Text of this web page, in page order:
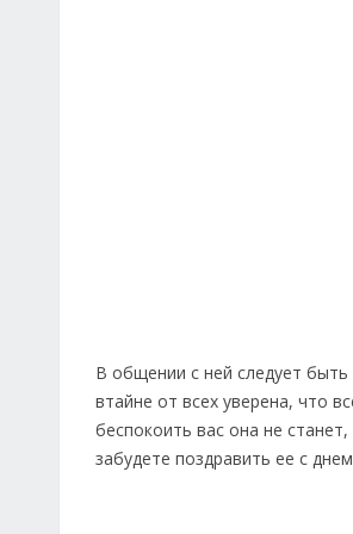
В общении с ней следует
втайне от всех уверена, что
беспокоить вас она не
забудете поздравить ее с